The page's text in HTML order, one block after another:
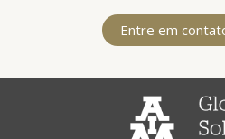
Entre em